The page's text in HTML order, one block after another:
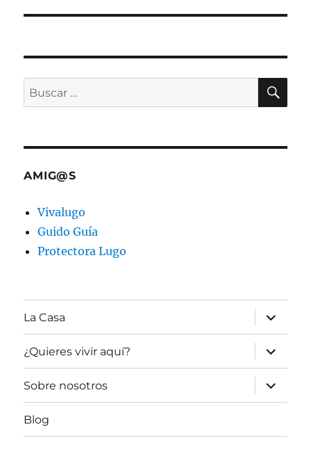
Buscar
por:
AMIG@S
Vivalugo
Guido Guía
Protectora Lugo
La Casa
expande
el
menú
inferior
¿Quieres vivir aquí?
expande
el
menú
inferior
Sobre nosotros
expande
el
menú
Blog